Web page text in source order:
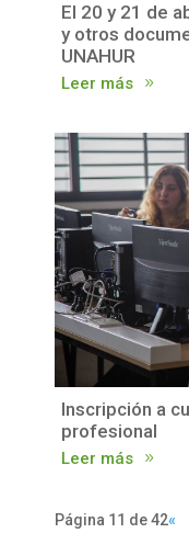
El 20 y 21 de
y otros
UNAHUR
Leer más
Inscripción a
profesional
Leer más
Página 11 de 42«